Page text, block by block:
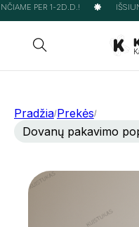
PER 1-2D.D.!
Pradžia/Prekės/
Dovanų pakavimo